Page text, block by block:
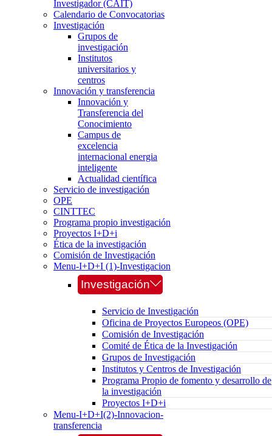
Investigador (CAIT)
Calendario de Convocatorias
Investigación
Grupos de
investigación
Institutos
universitarios y
centros
Innovación y transferencia
Innovación y
Transferencia del
Conocimiento
Campus de
excelencia
internacional energia
inteligente
Actualidad científica
Servicio de investigación
OPE
CINTTEC
Programa propio investigación
Proyectos I+D+i
Ética de la investigación
Comisión de Investigación
Menu-I+D+I (1)-Investigacion
Investigación
Servicio de Investigación
Oficina de Proyectos Europeos (OPE)
Comisión de Investigación
Comité de Ética de la Investigación
Grupos de Investigación
Institutos y Centros de Investigación
Programa Propio de fomento y desarrollo de
la investigación
Proyectos I+D+i
Menu-I+D+I(2)-Innovacion-
transferencia